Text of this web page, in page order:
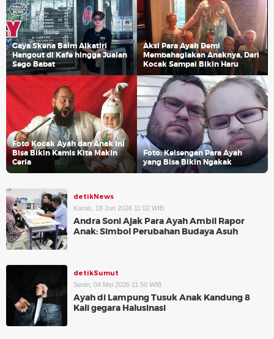
Gaya Skena Baim Alkatiri
Hangout di Kafe hingga Jualan
Sego Babat
Aksi Para Ayah Demi
Membahagiakan Anaknya, Dari
Kocak Sampai Bikin Haru
Foto Kocak Ayah dan Anak Ini
Bisa Bikin Kamis Kita Makin
Ceria
Foto: Keisengan Para Ayah
yang Bisa Bikin Ngakak
detikNews
Kamis, 18 Jun 2026 11:02 WIB
Andra Soni Ajak Para Ayah Ambil Rapor
Anak: Simbol Perubahan Budaya Asuh
detikSumut
Senin, 04 Mei 2026 11:50 WIB
Ayah di Lampung Tusuk Anak Kandung 8
Kali gegara Halusinasi